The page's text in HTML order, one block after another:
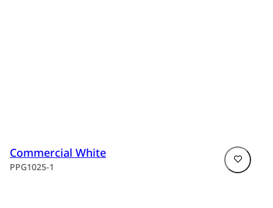
Commercial White
PPG1025-1